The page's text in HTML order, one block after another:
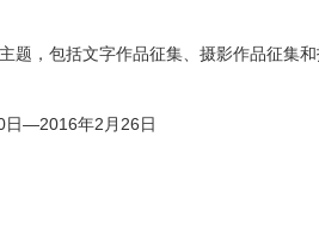
，包括文字作品征集、摄影作品征集和
日—2016年2月26日